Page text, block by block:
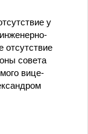
у
отсутствие
совета
вице-